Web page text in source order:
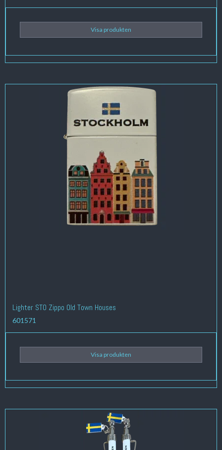
Visa produkten
Lighter STO Zippo Old Town Houses
601571
Visa produkten